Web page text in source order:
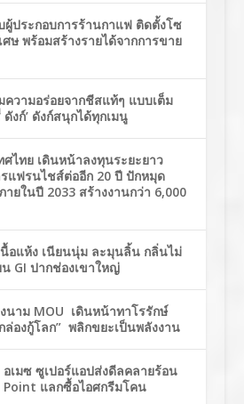
ผู้ประกอบการร้านกาแฟ ติดตั้งโซ
ษ พร้อมสร้างรายได้จากการขาย
วามอร่อยจากชีสแท้ๆ แบบเต็ม
งก์’ ดังก์สนุกได้ทุกเมนู
ไทย เดินหน้าลงทุนระยะยาว
แฟรนไชส์ต่ออีก 20 ปี ปักหมุด
ยในปี 2033 สร้างงานกว่า 6,000
อแห้ง เนียนนุ่ม ละมุนลิ้น กลิ่นไม่
น GI ปากช่องเขาใหญ่
นาม MOU เดินหน้าทาโรรักษ์
ล่องกู้โลก” พลิกขยะเป็นพลังงาน
เมซ ซูเปอร์แอปส่งดีลคลายร้อน
Point แลกซื้อไอศกรีมโคน